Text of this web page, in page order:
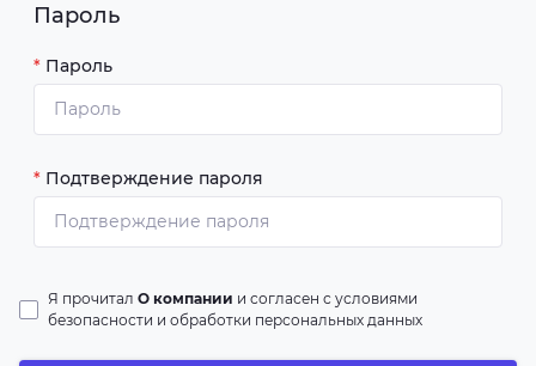
Пароль
* Пароль
* Подтверждение пароля
Я прочитал О компании и согласен с условиями
безопасности и обработки персональных данных